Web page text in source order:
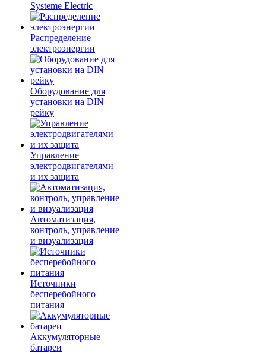
Systeme Electric
Распределение
электроэнергии
Оборудование для
установки на DIN
рейку
Управление
электродвигателями
и их защита
Автоматизация,
контроль, управление
и визуализация
Источники
бесперебойного
питания
Аккумуляторные
батареи